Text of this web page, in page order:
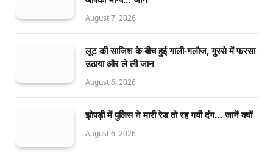
August 7, 2026
लूट की साजिश के बीच हुई गाली-गलौज, गुस्से में फरसा
उठाया और ले ली जान
August 6, 2026
झोपड़ी में पुलिस ने मारी रेड तो रह गयी दंग… जानें क्यों
August 6, 2026